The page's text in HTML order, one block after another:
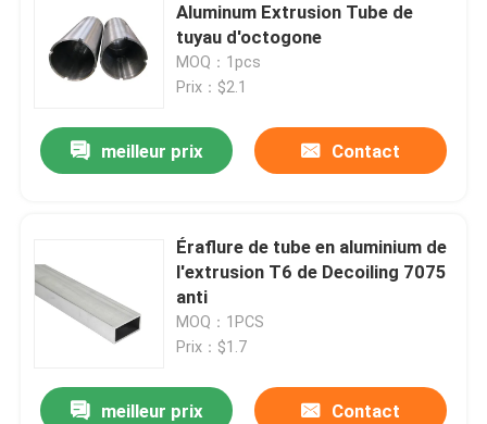
Aluminum Extrusion Tube de
tuyau d'octogone
MOQ：1pcs
Prix：$2.1
meilleur prix Contact
Éraflure de tube en aluminium de
l'extrusion T6 de Decoiling 7075
anti
MOQ：1PCS
Prix：$1.7
meilleur prix Contact